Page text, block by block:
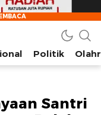
dan Cerita Kota
Politik
Santri